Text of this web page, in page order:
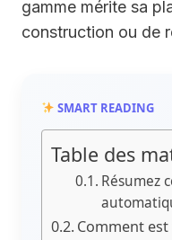
gamme mérite sa
construction ou de
SMART READING
Table des
Résumez
Comment est